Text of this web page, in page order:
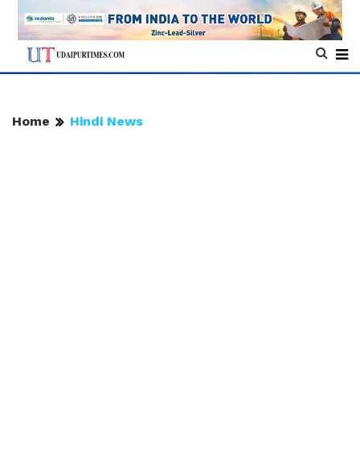
Home Hindi News